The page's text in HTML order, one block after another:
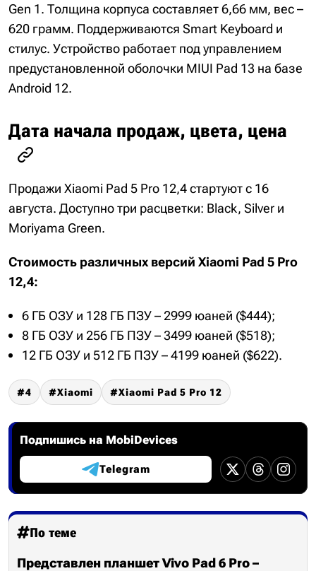
Gen 1. Толщина корпуса составляет 6,66 мм, вес –
620 грамм. Поддерживаются Smart Keyboard и
стилус. Устройство работает под управлением
предустановленной оболочки MIUI Pad 13 на базе
Android 12.
Дата начала продаж, цвета, цена
Продажи Xiaomi Pad 5 Pro 12,4 стартуют с 16
августа. Доступно три расцветки: Black, Silver и
Moriyama Green.
Стоимость различных версий Xiaomi Pad 5 Pro
12,4:
6 ГБ ОЗУ и 128 ГБ ПЗУ – 2999 юаней ($444);
8 ГБ ОЗУ и 256 ГБ ПЗУ – 3499 юаней ($518);
12 ГБ ОЗУ и 512 ГБ ПЗУ – 4199 юаней ($622).
4 Xiaomi Xiaomi Pad 5 Pro 12
Подпишись на MobiDevices
Telegram
По теме
Представлен планшет Vivo Pad 6 Pro –